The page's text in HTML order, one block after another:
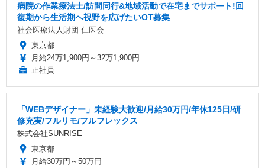
病院の作業療法士/訪問同行&地域活動で在宅までサポート!回
復期から生活期へ視野を広げたいOT募集
社会医療法人財団 仁医会
東京都
月給24万1,900円～32万1,900円
正社員
「WEBデザイナー」未経験大歓迎/月給30万円/年休125日/研
修充実/フルリモ/フルフレックス
株式会社SUNRISE
東京都
月給30万円～50万円